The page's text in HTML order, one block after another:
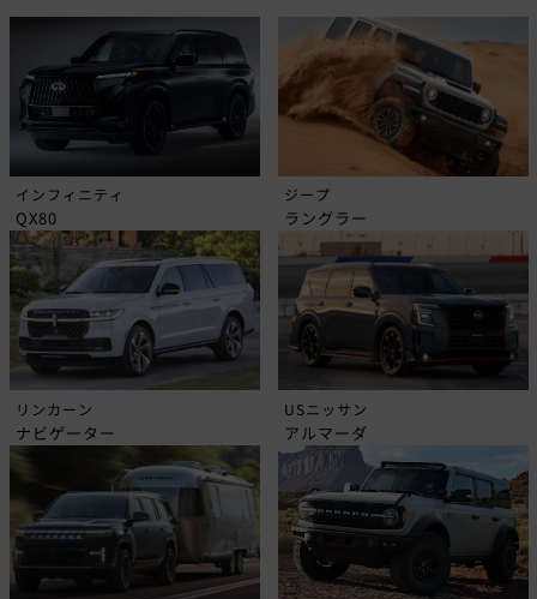
インフィニティ
QX80
ジープ
ラングラー
リンカーン
ナビゲーター
USニッサン
アルマーダ